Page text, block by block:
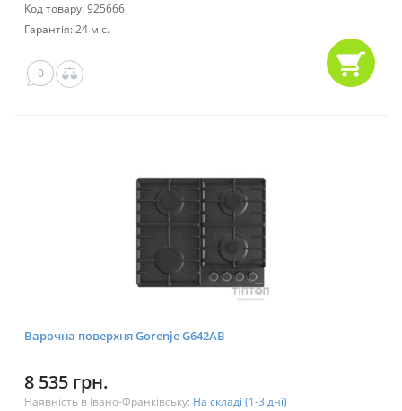
Код товару: 925666
Гарантія: 24 міс.
0
Варочна поверхня Gorenje G642AB
8 535 грн.
Наявність в Івано-Франківську: На складі (1-3 дні)